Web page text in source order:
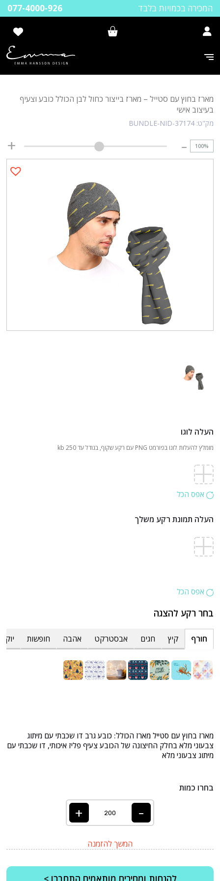
077-4000-926 המכירה בכמויות בלבד
מארז בחוץ עם סטייל – מארז בייצור כחול לבן הכולל כובע וצעיף
בעיצוב אישי
מק"ט:BUNDLE-NID-37174
100%
העלה לוגו
מומלץ להעלות לוגו בפורמט PNG עם רקע שקוף, בגודל עד 250 kb
אפס הכל
העלה תמונת רקע משלך
אפס הכל
בחר רקע להצגה
חורף קיץ חגים אבסטרקט אהבה חופשות
מארז בחוץ עם סטייל מארז הכולל: כובע גרב דו שכבתי עם מיתוג
צבעוני מלא בחלק החיצונה של הכובע צעיף פליז איכותי, דו שכבתי עם
מיתוג צבעוני מלא
בחרו כמות
-
+
המשך להזמנה